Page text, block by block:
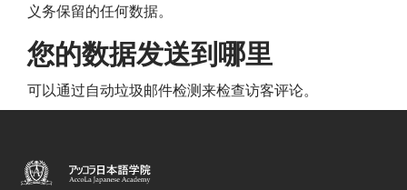
义务保留的任何数据。
您的数据发送到哪里
可以通过自动垃圾邮件检测来检查访客评论。